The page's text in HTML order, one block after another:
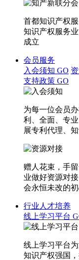
首都知识产权
知识产权服务
成立
会员服务
入会须知 GO
支持政策 GO
为每一位会员
利、全面、专
展专利代理、
赠人花束，手
业做好资源对
会永恒未改的初
行业人才培养
线上学习平台
线上学习平台
知识产权强国